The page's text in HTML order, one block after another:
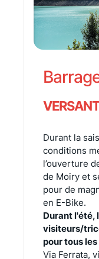
Durant la
conditions
l’ouverture
de Moiry et
pour de
en E-Bike.
Durant l'été,
visiteurs/
pour tous
Via Ferrata,